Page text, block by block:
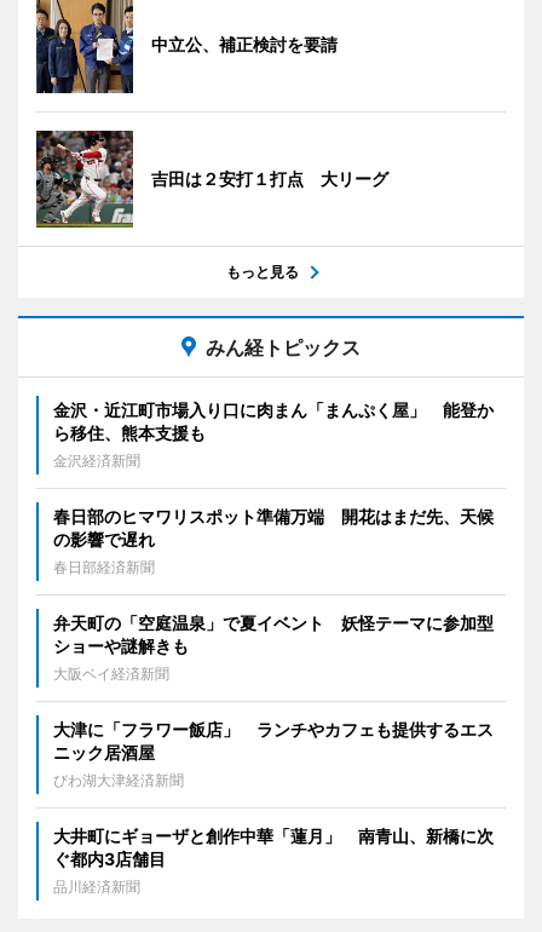
中立公、補正検討を要請
吉田は２安打１打点 大リーグ
もっと見る
みん経トピックス
金沢・近江町市場入り口に肉まん「まんぷく屋」 能登か
ら移住、熊本支援も
金沢経済新聞
春日部のヒマワリスポット準備万端 開花はまだ先、天候
の影響で遅れ
春日部経済新聞
弁天町の「空庭温泉」で夏イベント 妖怪テーマに参加型
ショーや謎解きも
大阪ベイ経済新聞
大津に「フラワー飯店」 ランチやカフェも提供するエス
ニック居酒屋
びわ湖大津経済新聞
大井町にギョーザと創作中華「蓮月」 南青山、新橋に次
ぐ都内3店舗目
品川経済新聞